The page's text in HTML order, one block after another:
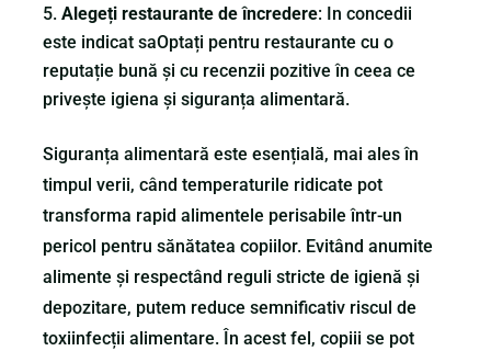
Alegeți restaurante de încredere: In concedii
este indicat saOptați pentru restaurante cu o
reputație bună și cu recenzii pozitive în ceea ce
privește igiena și siguranța alimentară.
Siguranța alimentară este esențială, mai ales în
timpul verii, când temperaturile ridicate pot
transforma rapid alimentele perisabile într-un
pericol pentru sănătatea copiilor. Evitând anumite
alimente și respectând reguli stricte de igienă și
depozitare, putem reduce semnificativ riscul de
toxiinfecții alimentare. În acest fel, copiii se pot